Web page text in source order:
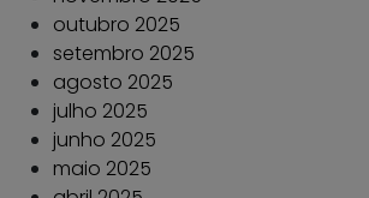
outubro 2025
setembro 2025
agosto 2025
julho 2025
junho 2025
maio 2025